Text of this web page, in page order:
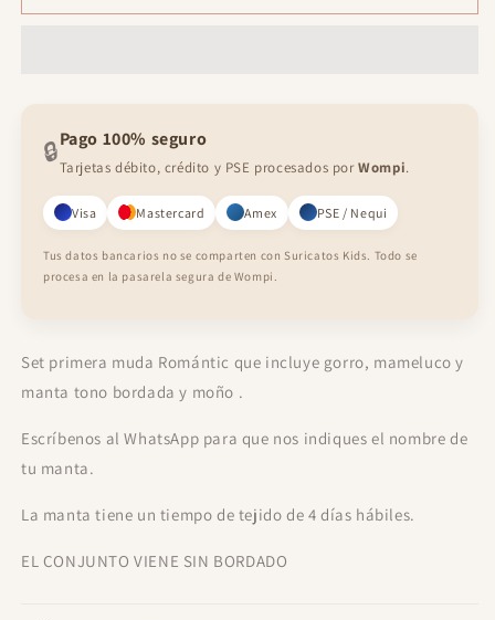
primera
primera
🔒Pago 100% seguro
Tarjetas débito, crédito y PSE procesados porWompi.
Visa Mastercard Amex PSE / Nequi
Tus datos bancarios no se comparten con Suricatos Kids. Todo se
procesa en la pasarela segura de Wompi.
Set primera muda Romántic que incluye gorro, mameluco y
manta tono bordada y moño .
Escríbenos al WhatsApp para que nos indiques el nombre de
tu manta.
La manta tiene un tiempo de tejido de 4 días hábiles.
EL CONJUNTO VIENE SIN BORDADO